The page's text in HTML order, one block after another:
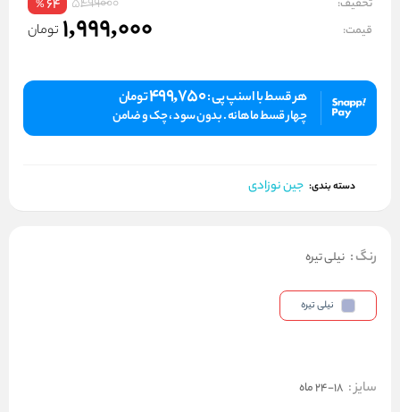
64
%
قیمت: 1,999,000 تومان
هر قسط با اسنپ پی :499,750تومان
چهار قسط ماهانه . بدون سود ، چک و ضامن
دسته بندی: جین نوزادی
رنگ: نیلی تیره
نیلی تیره
سایز: 18-24 ماه